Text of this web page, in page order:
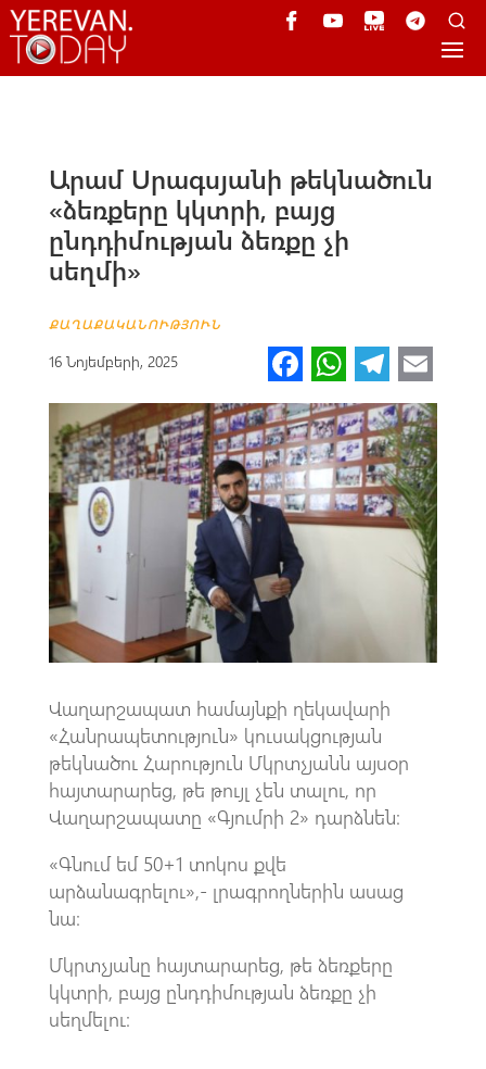
Արամ Սրագսյանի թեկնածուն
«ձեռքերը կկտրի, բայց
ընդդիմության ձեռքը չի
սեղմի»
ՔԱՂԱՔԱԿԱՆՈՒԹՅՈՒՆ
16 Նոյեմբերի, 2025 Fa
ce
b
o
o
k
W
h
at
s
A
p
Te
le
gr
a
m
m
ail
Վաղարշապատ համայնքի ղեկավարի
«Հանրապետություն» կուսակցության
թեկնածու Հարություն Մկրտչյանն այսօր
հայտարարեց, թե թույլ չեն տալու, որ
Վաղարշապատը «Գյումրի 2» դարձնեն։
«Գնում եմ 50+1 տոկոս քվե
արձանագրելու»,- լրագրողներին ասաց
նա։
Մկրտչյանը հայտարարեց, թե ձեռքերը
կկտրի, բայց ընդդիմության ձեռքը չի
սեղմելու։